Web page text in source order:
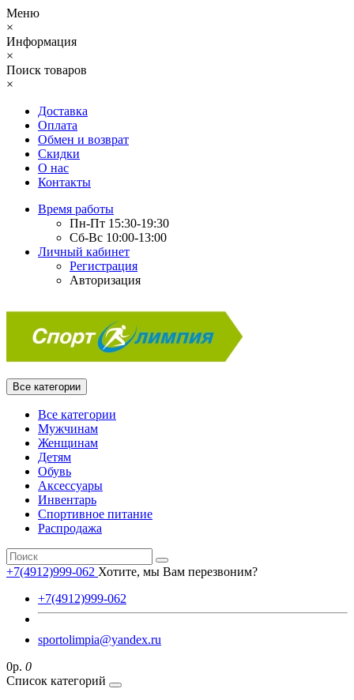
Меню
×
Информация
×
Поиск товаров
×
Доставка
Оплата
Обмен и возврат
Скидки
О нас
Контакты
Время работы
Пн-Пт 15:30-19:30
Сб-Вс 10:00-13:00
Личный кабинет
Регистрация
Авторизация
Все категории
Все категории
Мужчинам
Женщинам
Детям
Обувь
Аксессуары
Инвентарь
Спортивное питание
Распродажа
+7(4912)999-062 Хотите, мы Вам перезвоним?
+7(4912)999-062
sportolimpia@yandex.ru
0р. 0
Список категорий